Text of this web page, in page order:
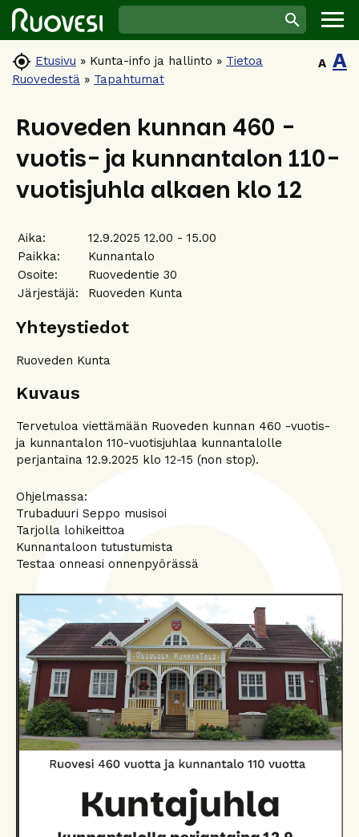
 Etusivu » Kunta-info ja hallinto » Tietoa
Ruovedestä » Tapahtumat
A A
Ruoveden kunnan 460 -
vuotis- ja kunnantalon 110-
vuotisjuhla alkaen klo 12
Aika:
12.9.2025 12.00 - 15.00
Paikka:
Kunnantalo
Osoite:
Ruovedentie 30
Järjestäjä:
Ruoveden Kunta
Yhteystiedot
Ruoveden Kunta
Kuvaus
Tervetuloa viettämään Ruoveden kunnan 460 -vuotis-
ja kunnantalon 110-vuotisjuhlaa kunnantalolle
perjantaina 12.9.2025 klo 12-15 (non stop).
Ohjelmassa:
Trubaduuri Seppo musisoi
Tarjolla lohikeittoa
Kunnantaloon tutustumista
Testaa onneasi onnenpyörässä